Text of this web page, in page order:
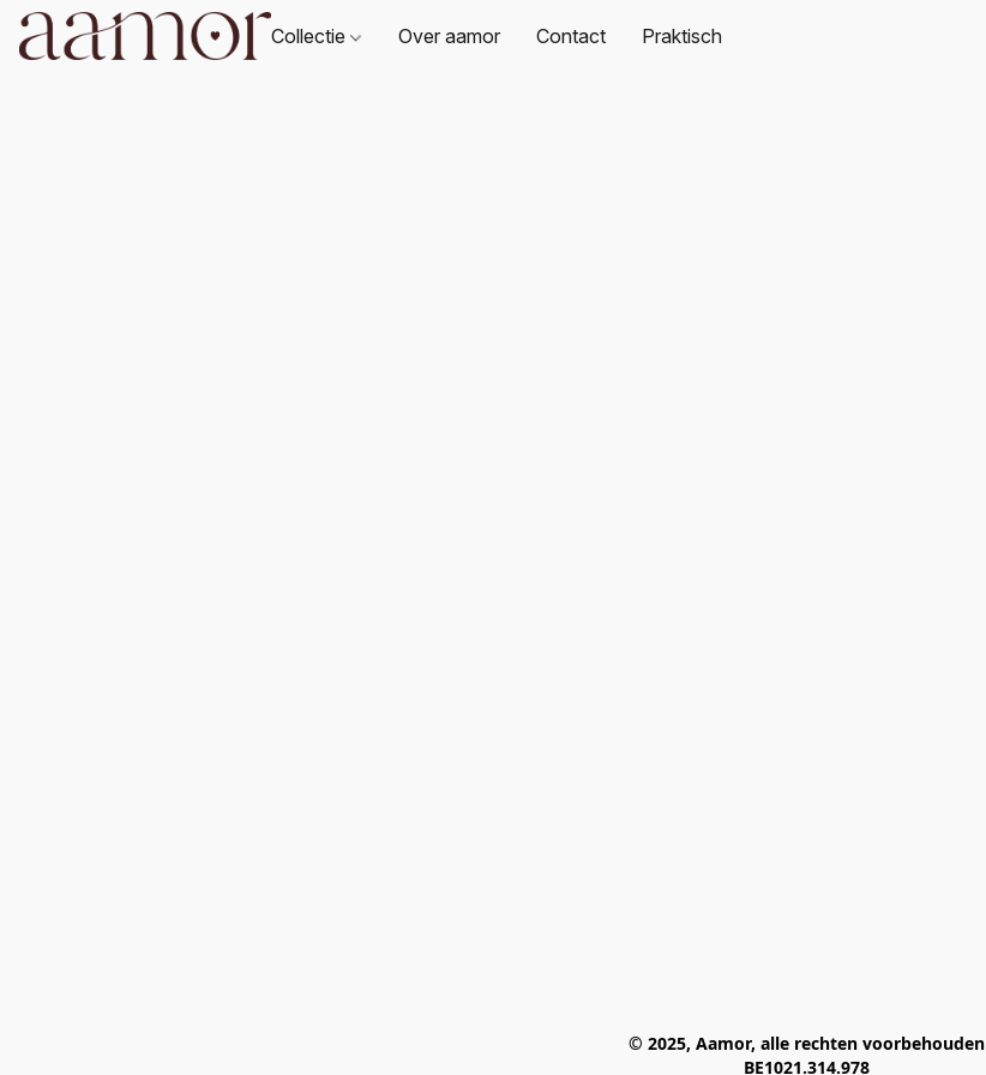
Collectie Over aamor Contact Praktisch
© 2025, Aamor, alle rechten voorbehouden
BE1021.314.978